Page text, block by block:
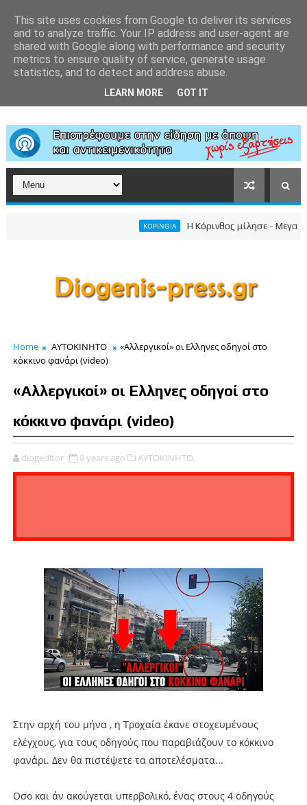
ΚΟΡΙΝΘΙΑ Η Κόρινθος μίλησε -
Home ΑΥΤΟΚΙΝΗΤΟ
«Αλλεργικοί» οι Eλληνες οδηγοί στο
κόκκινο φανάρι (video)
«Αλλεργικοί» οι Eλληνες οδηγοί στο
κόκκινο φανάρι (video)
diogeditor 8 years ago ΑΥΤΟΚΙΝΗΤΟ,
Στην αρχή του μήνα , η Τροχαία έκανε στοχευμένους
ελέγχους, για τους οδηγούς που παραβιάζουν το κόκκινο
φανάρι. Δεν θα πιστέψετε τα αποτελέσματα...
Οσο και άν ακούγεται υπερβολικό, ένας στους 4 οδηγούς
This site uses cookies from Google to deliver its services
and to analyze traffic. Your IP address and user-agent are
shared with Google along with performance and security
metrics to ensure quality of service, generate usage
statistics, and to detect and address abuse.
LEARN MORE GOT IT